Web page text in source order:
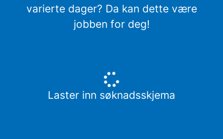
varierte dager? Da kan dette være
jobben for deg!
Laster inn søknadsskjema